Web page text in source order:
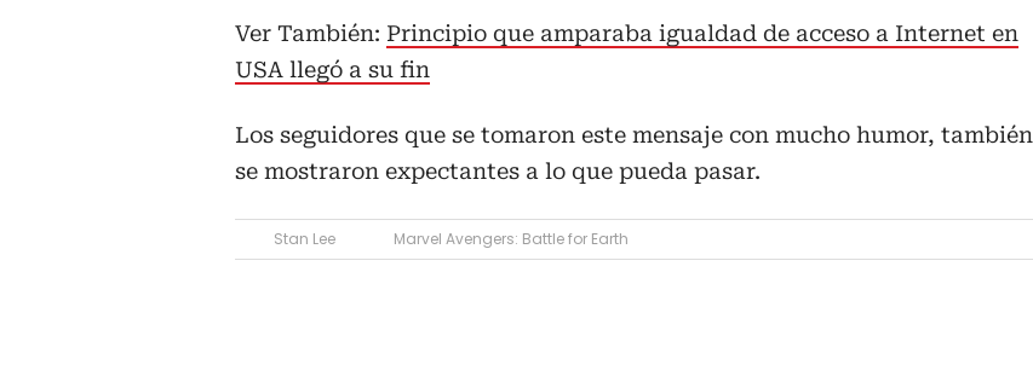
Ver También: Principio que amparaba igualdad de acceso a Internet en
USA llegó a su fin
Los seguidores que se tomaron este mensaje con mucho humor, también
se mostraron expectantes a lo que pueda pasar.
Stan Lee Marvel Avengers: Battle for Earth